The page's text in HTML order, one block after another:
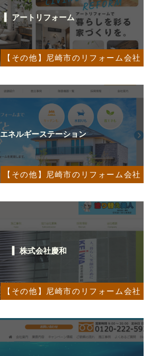
【その他】尼崎市のリフォーム会社
アートリフォーム
【その他】尼崎市のリフォーム会社
エネルギーステーション
【その他】尼崎市のリフォーム会社
株式会社慶和